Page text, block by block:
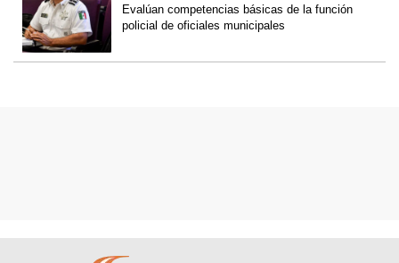
Evalúan competencias básicas de la función
policial de oficiales municipales